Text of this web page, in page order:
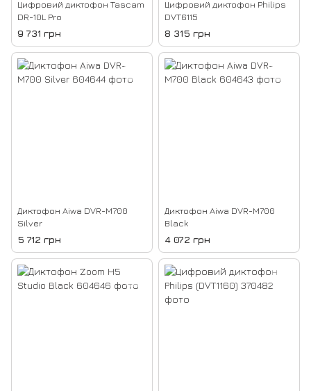
Цифровий диктофон Tascam
DR-10L Pro
9 731 грн
Цифровий диктофон Philips
DVT6115
8 315 грн
Диктофон Aiwa DVR-M700
Silver
5 712 грн
Диктофон Aiwa DVR-M700
Black
4 072 грн